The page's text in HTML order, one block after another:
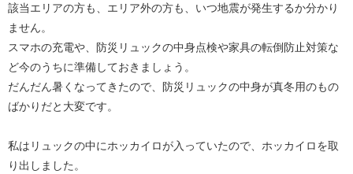
該当エリアの方も、エリア外の方も、いつ地震が発生するか分かり
ません。
スマホの充電や、防災リュックの中身点検や家具の転倒防止対策な
ど今のうちに準備しておきましょう。
だんだん暑くなってきたので、防災リュックの中身が真冬用のもの
ばかりだと大変です。
私はリュックの中にホッカイロが入っていたので、ホッカイロを取
り出しました。